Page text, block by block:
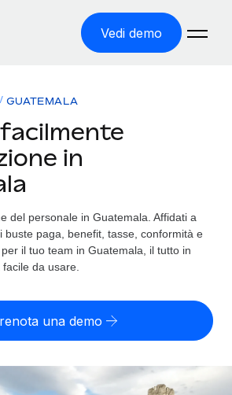
Vedi demo
Record
zero costi di entità locale
di supporto all’impiego per ogni Paese
strategici
nella tua piattaforma in modo
Login
GUATEMALA
in
del personale in Guatemala. Affidati a
buste paga, benefit, tasse, conformità e
il tuo team in Guatemala, il tutto in
da usare.
una demo